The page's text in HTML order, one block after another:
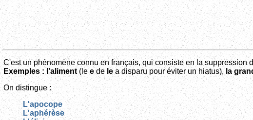
C'est un phénomène connu en français, qui consiste en la suppression
Exemples : l'aliment(leede lea disparu pour éviter un hiatus), la
On distingue :
L'apocope
L'aphérèse